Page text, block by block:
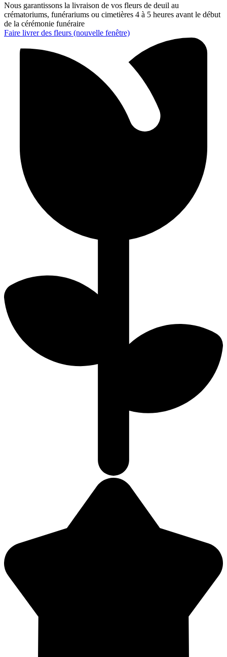
Nous garantissons la livraison de vos fleurs de deuil au
crématoriums, funérariums ou cimetières 4 à 5 heures avant le début
de la cérémonie funéraire
Faire livrer des fleurs (nouvelle fenêtre)